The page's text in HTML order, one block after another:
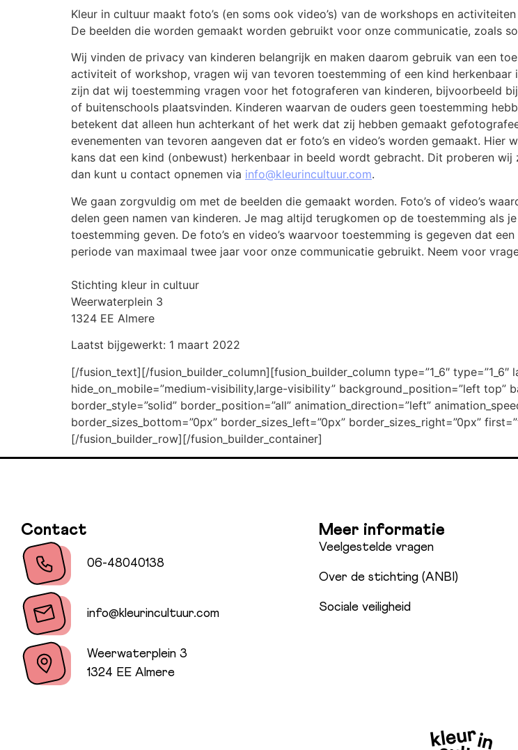
Kleur in cultuur maakt foto’s (en soms ook video’s) van de workshops en
De beelden die worden gemaakt worden gebruikt voor onze communicatie, zoals
Wij vinden de privacy van kinderen belangrijk en maken daarom gebruik van een
activiteit of workshop, vragen wij van tevoren toestemming of een kind
zijn dat wij toestemming vragen voor het fotograferen van kinderen, bijvoorbeeld
of buitenschools plaatsvinden. Kinderen waarvan de ouders geen toestemming
betekent dat alleen hun achterkant of het werk dat zij hebben gemaakt
evenementen van tevoren aangeven dat er foto’s en video’s worden gemaakt.
kans dat een kind (onbewust) herkenbaar in beeld wordt gebracht. Dit proberen
dan kunt u contact opnemen via info@kleurincultuur.com.
We gaan zorgvuldig om met de beelden die gemaakt worden. Foto’s of video’s
delen geen namen van kinderen. Je mag altijd terugkomen op de toestemming als
toestemming geven. De foto’s en video’s waarvoor toestemming is gegeven dat
periode van maximaal twee jaar voor onze communicatie gebruikt. Neem voor
Stichting kleur in cultuur
Weerwaterplein 3
1324 EE Almere
Laatst bijgewerkt: 1 maart 2022
[/fusion_text][/fusion_builder_column][fusion_builder_column type=”1_6″ type=”1_6″
hide_on_mobile=”medium-visibility,large-visibility” background_position=”left top”
border_style=”solid” border_position=”all” animation_direction=”left”
border_sizes_bottom=”0px” border_sizes_left=”0px” border_sizes_right=”0px”
[/fusion_builder_row][/fusion_builder_container]
Contact
06-48040138
info@kleurincultuur.com
Weerwaterplein 3
1324 EE Almere
Meer informatie
Veelgestelde vragen
Over de stichting (ANBI)
Sociale veiligheid